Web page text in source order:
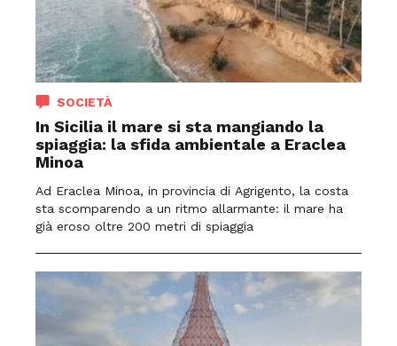
SOCIETÀ
In Sicilia il mare si sta mangiando la
spiaggia: la sfida ambientale a Eraclea
Minoa
Ad Eraclea Minoa, in provincia di Agrigento, la costa
sta scomparendo a un ritmo allarmante: il mare ha
già eroso oltre 200 metri di spiaggia